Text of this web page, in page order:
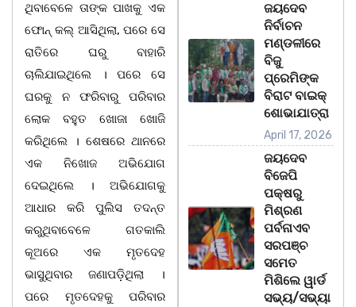
ଥିବାବେଳେ ତାଙ୍କ ପାଖକୁ ଏକ
ଫୋନ୍ କଲ୍ ଆସିଥିଲା, ପରେ ସେ
ରାତିରେ ଘରୁ ବାହାରି
ଚାଲିଯାଇଥିଲେ । ପରେ ସେ
ଘରକୁ ନ ଫରିବାରୁ ପରିବାର
ଲୋକ ବହୁତ ଖୋଜା ଖୋଜି
କରିଥିଲେ । ଶେଷରେ ଥାନରେ
ଏକ ନିଖୋଜ ଅଭିଯୋଗ
ଦେଇଥିଲେ । ଅଭିଯୋଗକୁ
ଆଧାର କରି ପୁଲିସ ତଦନ୍ତ
କରୁଥିବାବେଳେ ଗତକାଲି
କୂଅରେ ଏକ ମୃତଦେହ
ଭାସୁଥିବାର ଜଣାପଡ଼ିଥିଲା ।
ପରେ ମୃତଦେହକୁ ପରିବାର
ଜୟଦେବ
ନିର୍ବାଚନ
ମଣ୍ଡଳୀରେ
ବିଜୁ
ପ୍ରେମିଙ୍କ
ବିରାଟ ବାଇକ୍
ଶୋଭାଯାତ୍ରା
April 17, 2026
ଜୟଦେବ
ବିଜେପି
ପକ୍ଷରୁ
ମିଶ୍ରଣ
ପର୍ବନାଏବ
ସରପଞ୍ଚ
ସମେତ
ମିଶିଲେ ୱାର୍ଡ
ସଭ୍ୟ/ସଭ୍ୟା